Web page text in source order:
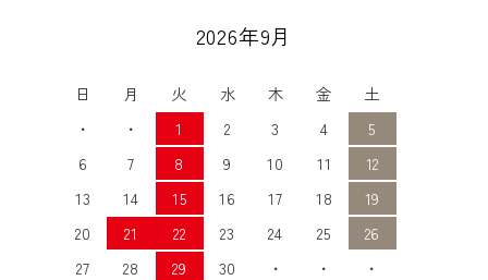
2026年9月
日 月 火 水 木 金
土
・
・ 1 2 3 4
5
6
7 8 9 10 11
12
13
14 15 16 17 18
19
20
21 22 23 24 25
26
27
28 29 30 ・ ・ ・